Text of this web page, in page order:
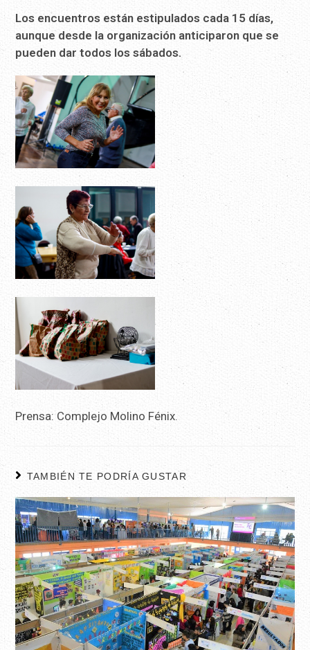
Los encuentros están estipulados cada 15 días,
aunque desde la organización anticiparon que se
pueden dar todos los sábados.
Prensa: Complejo Molino Fénix.
TAMBIÉN TE PODRÍA GUSTAR